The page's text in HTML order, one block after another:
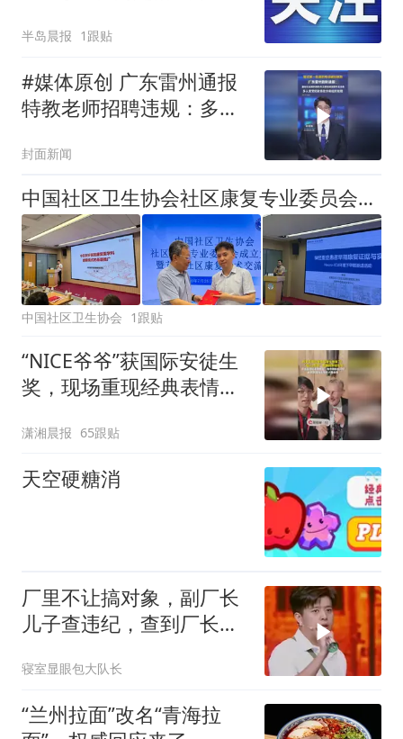
半岛晨报 1跟贴
#媒体原创 广东雷州通报
特教老师招聘违规：多人
理
封面新闻
中国社区卫生协会社区康复专业委员会成立
中国社区卫生协会 1跟贴
“NICE爷爷”获国际安徒生
奖，现场重现经典表情
潇湘晨报 65跟贴
天空硬糖消
厂里不让搞对象，副厂长
儿子查违纪，查到厂长头
寝室显眼包大队长
“兰州拉面”改名“青海拉